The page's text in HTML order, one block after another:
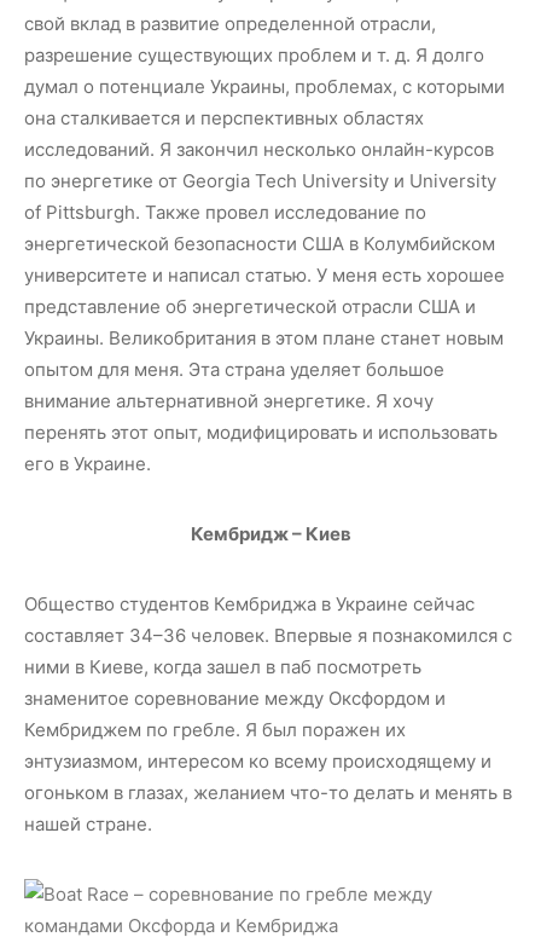
свой вклад в развитие определенной отрасли,
разрешение существующих проблем и т. д. Я долго
думал о потенциале Украины, проблемах, с которыми
она сталкивается и перспективных областях
исследований. Я закончил несколько онлайн-курсов
по энергетике от Georgia Tech University и University
of Pittsburgh. Также провел исследование по
энергетической безопасности США в Колумбийском
университете и написал статью. У меня есть хорошее
представление об энергетической отрасли США и
Украины. Великобритания в этом плане станет новым
опытом для меня. Эта страна уделяет большое
внимание альтернативной энергетике. Я хочу
перенять этот опыт, модифицировать и использовать
его в Украине.
Кембридж – Киев
Общество студентов Кембриджа в Украине сейчас
составляет 34–36 человек. Впервые я познакомился с
ними в Киеве, когда зашел в паб посмотреть
знаменитое соревнование между Оксфордом и
Кембриджем по гребле. Я был поражен их
энтузиазмом, интересом ко всему происходящему и
огоньком в глазах, желанием что-то делать и менять в
нашей стране.